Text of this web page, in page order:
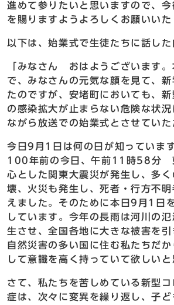
進めて参りたいと思いますので、
を賜りますようよろしくお願いいた
以下は、始業式で生徒たちに話した
「みなさん おはようございます。
で、みなさんの元気な顔を見て、
たのですが、安堵町においても、
の感染拡大が止まらない危険な状
ながら放送での始業式とさせていた
今日9月1日は何の日が知っていま
100年前の今日、午前11時58分
心とした関東大震災が発生し、多く
壊、火災も発生し、死者・行方不
えました。そのために本日9月1日
しています。今年の長雨は河川の
生させ、全国各地に大きな被害を引
自然災害の多い国に住む私たちだ
して意識を高く持っていて欲しいと
さて、私たちを苦しめている新型
症は、次々に変異を繰り返し、子ど